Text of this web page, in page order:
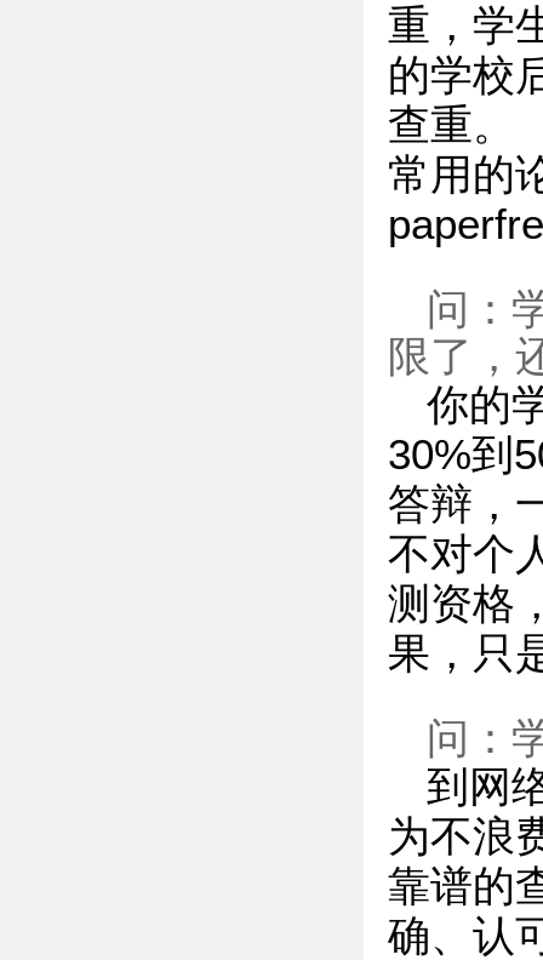
重，学
的学校
查重。
常用的
问：
限了，
你的
30%到
答辩，
不对个
测资格
果，只
问：
到网
为不浪
靠谱的
确、认